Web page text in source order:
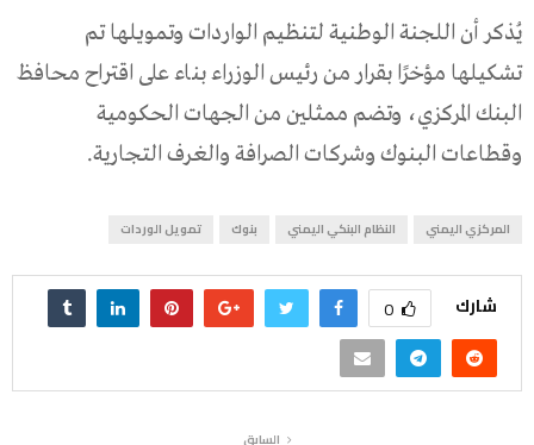
يُذكر أن اللجنة الوطنية لتنظيم الواردات وتمويلها تم
تشكيلها مؤخرًا بقرار من رئيس الوزراء بناء على اقتراح محافظ
البنك المركزي، وتضم ممثلين من الجهات الحكومية
وقطاعات البنوك وشركات الصرافة والغرف التجارية.
المركزي اليمني النظام البنكي اليمني بنوك تمويل الوردات
شارك 0
السابق